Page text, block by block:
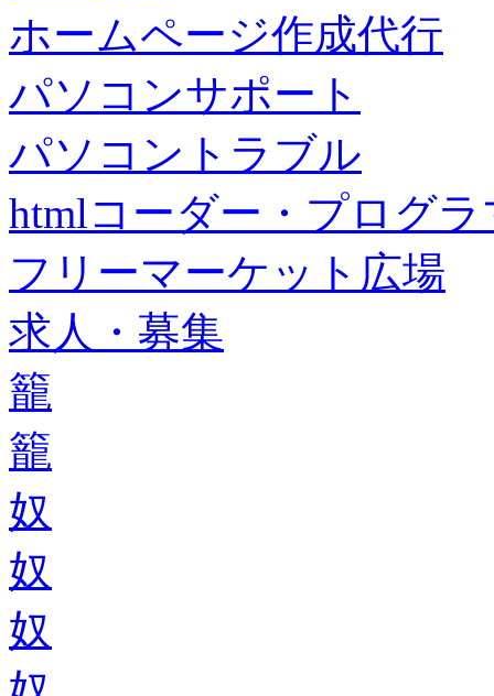
ホームページ作成代行
パソコンサポート
パソコントラブル
htmlコーダー・プログラ
フリーマーケット広場
求人・募集
籠
籠
奴
奴
奴